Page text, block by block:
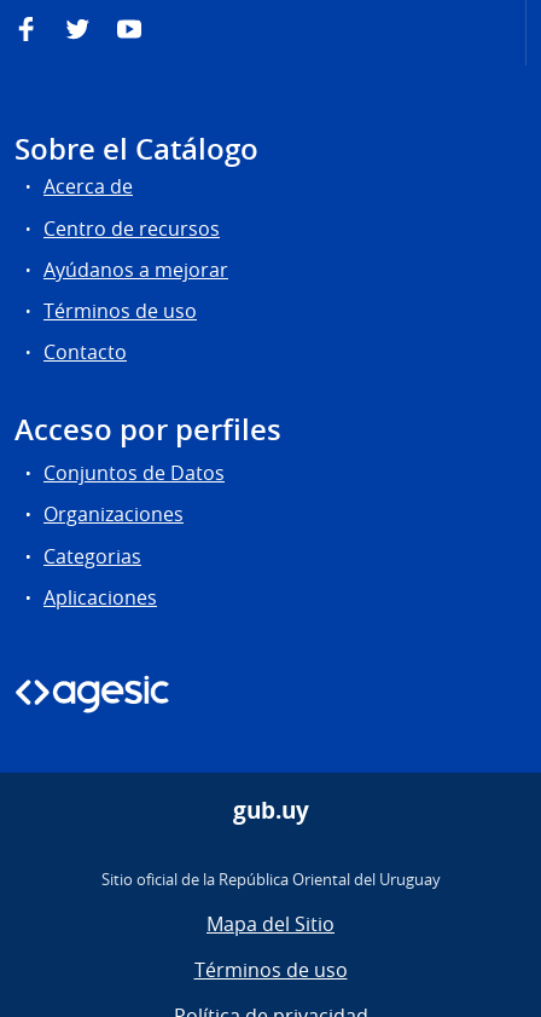
FacebookTwitterYouTube
Sobre el Catálogo
Acerca de
Centro de recursos
Ayúdanos a mejorar
Términos de uso
Contacto
Acceso por perfiles
Conjuntos de Datos
Organizaciones
Categorias
Aplicaciones
gub.uy
Sitio oficial de la República Oriental del Uruguay
Mapa del Sitio
Términos de uso